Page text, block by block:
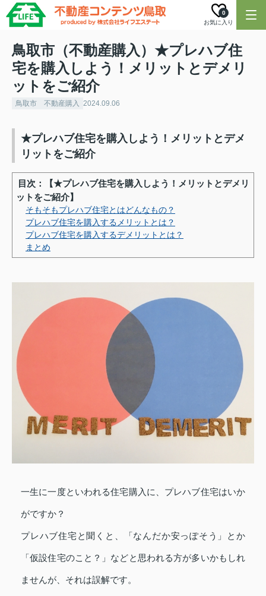
お気に入り
0
鳥取市（不動産購入）★プレハブ住
宅を購入しよう！メリットとデメリ
ットをご紹介
鳥取市 不動産購入 2024.09.06
★プレハブ住宅を購入しよう！メリットとデメ
リットをご紹介
目次：【★プレハブ住宅を購入しよう！メリットとデメリ
ットをご紹介】
そもそもプレハブ住宅とはどんなもの？
プレハブ住宅を購入するメリットとは？
プレハブ住宅を購入するデメリットとは？
まとめ
一生に一度といわれる住宅購入に、プレハブ住宅はいか
がですか？
プレハブ住宅と聞くと、「なんだか安っぽそう」とか
「仮設住宅のこと？」などと思われる方が多いかもしれ
ませんが、それは誤解です。